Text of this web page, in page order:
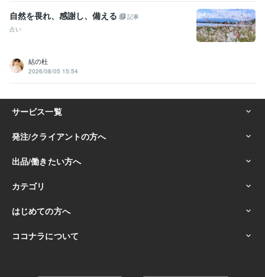
自然を畏れ、感謝し、備える
記事
占い
結の杜
2026/08/05 15:54